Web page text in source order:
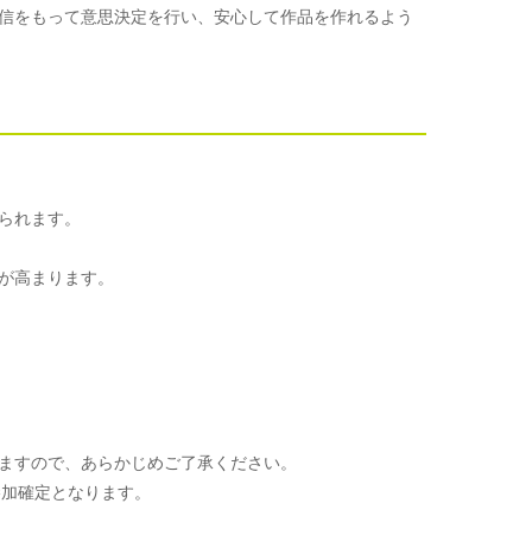
もって意思決定を行い、安心して作品を作れるよう
ます。
まります。
ので、あらかじめご了承ください。
確定となります。